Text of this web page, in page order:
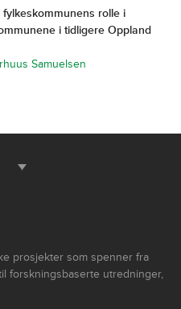
rolle i
i tidligere Oppland
Samuelsen
prosjekter som spenner fra
forskningsbaserte utredninger,